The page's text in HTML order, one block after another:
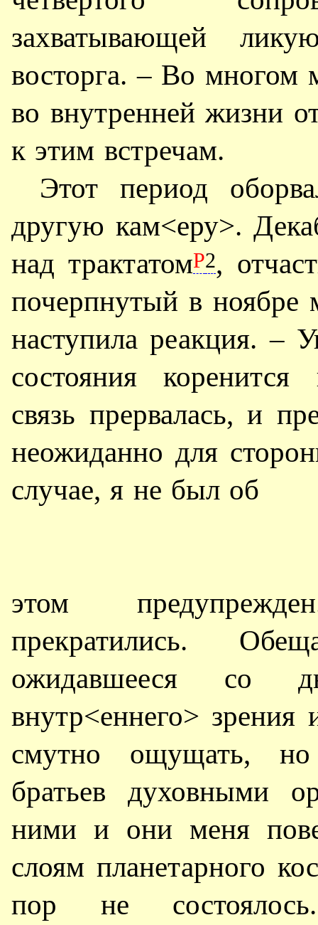
захватывающей
восторга. – Во многом
во внутренней жизни
к этим встречам.
Этот период
другую кам<еру>.
над трактатомР2,
почерпнутый в ноябре
наступила реакция. –
состояния
связь прервалась, и
неожиданно для
случае, я не был об
этом
прекратились.
ожидавшееся со
внутр<еннего>
смутно ощущать,
братьев духовными
ними и они меня
слоям планетарного
пор не